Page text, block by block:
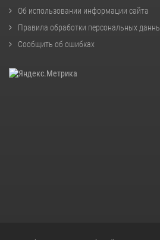
Об использовании информации сайта
Правила обработки персональных
Сообщить об ошибках